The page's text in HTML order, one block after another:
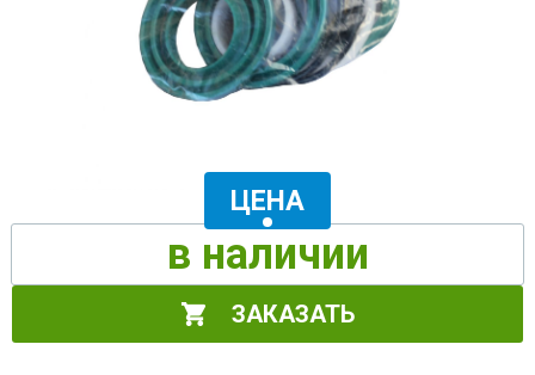
в наличии
ЦЕНА
ЗАКАЗАТЬ